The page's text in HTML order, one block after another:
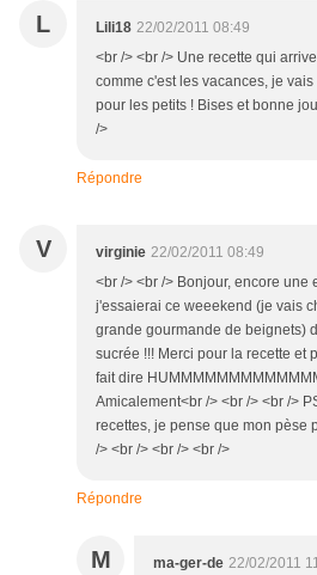
L Lili18 22/02/2011 08:49
<br /> <br /> Une recette qui
comme c'est les vacances, je
pour les petits ! Bises et bonne
/>
Répondre
V virginie 22/02/2011 08:49
<br /> <br /> Bonjour, encore une
j'essaierai ce weeekend (je vais
grande gourmande de beignets)
sucrée !!! Merci pour la recette et
fait dire
Amicalement<br /> <br /> <br />
recettes, je pense que mon pèse
/> <br /> <br /> <br />
Répondre
M ma-ger-de 22/02/2011